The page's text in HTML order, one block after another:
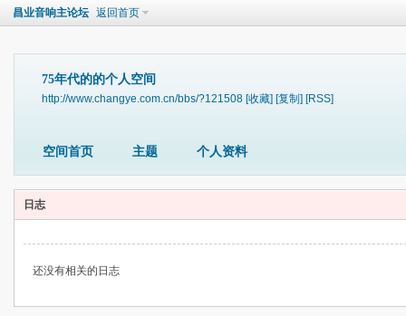
昌业音响主论坛 返回首页
75年代的的个人空间
http://www.changye.com.cn/bbs/?121508 [收藏] [复制] [RSS]
空间首页 主题 个人资料
日志
还没有相关的日志